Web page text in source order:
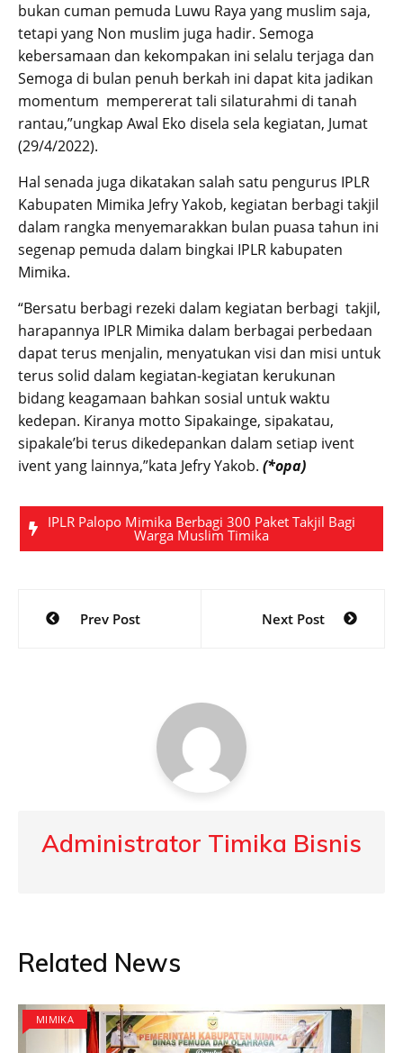
bukan cuman pemuda Luwu Raya yang muslim saja,
tetapi yang Non muslim juga hadir. Semoga
kebersamaan dan kekompakan ini selalu terjaga dan
Semoga di bulan penuh berkah ini dapat kita jadikan
momentum mempererat tali silaturahmi di tanah
rantau,”ungkap Awal Eko disela sela kegiatan, Jumat
(29/4/2022).
Hal senada juga dikatakan salah satu pengurus IPLR
Kabupaten Mimika Jefry Yakob, kegiatan berbagi takjil
dalam rangka menyemarakkan bulan puasa tahun ini
segenap pemuda dalam bingkai IPLR kabupaten
Mimika.
“Bersatu berbagi rezeki dalam kegiatan berbagi takjil,
harapannya IPLR Mimika dalam berbagai perbedaan
dapat terus menjalin, menyatukan visi dan misi untuk
terus solid dalam kegiatan-kegiatan kerukunan
bidang keagamaan bahkan sosial untuk waktu
kedepan. Kiranya motto Sipakainge, sipakatau,
sipakale’bi terus dikedepankan dalam setiap ivent
ivent yang lainnya,”kata Jefry Yakob. (*opa)
IPLR Palopo Mimika Berbagi 300 Paket Takjil Bagi
Warga Muslim Timika
Post
navigation
Prev Post Next Post
Administrator Timika Bisnis
Related News
MIMIKA